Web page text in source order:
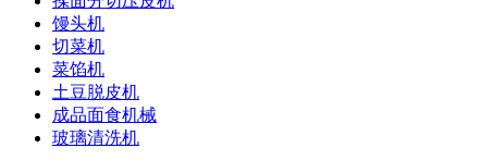
馒头机
切菜机
菜馅机
土豆脱皮机
成品面食机械
玻璃清洗机